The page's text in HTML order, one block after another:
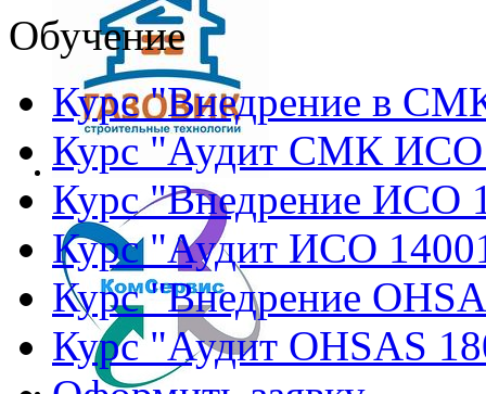
Обучение
Курс "Внедрение в
Курс "Аудит СМК ИСО
Курс "Внедрение ИСО
Курс "Аудит ИСО
Курс "Внедрение
Курс "Аудит OHSAS